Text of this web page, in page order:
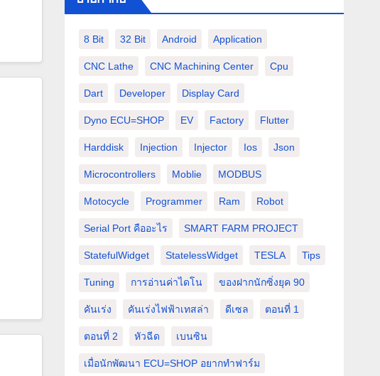
8 Bit 32 Bit Android Application
CNC Lathe CNC Machining Center Cpu
Dart Developer Display Card
Dyno ECU=SHOP EV Factory Flutter
Harddisk Injection Injector Ios Json
Microcontrollers Moblie MODBUS
Motocycle Programmer Ram Robot
Serial Port คืออะไร SMART FARM PROJECT
StatefulWidget StatelessWidget TESLA Tips
Tuning การอ่านค่าไดโน ของฝากนักซิ่งยุค 90
คันเร่ง คันเร่งไฟฟ้าเทสล่า ดีเซล ตอนที่ 1
ตอนที่ 2 หัวฉีด เบนซิน
เมื่อนักพัฒนา ECU=SHOP อยากทำฟาร์ม